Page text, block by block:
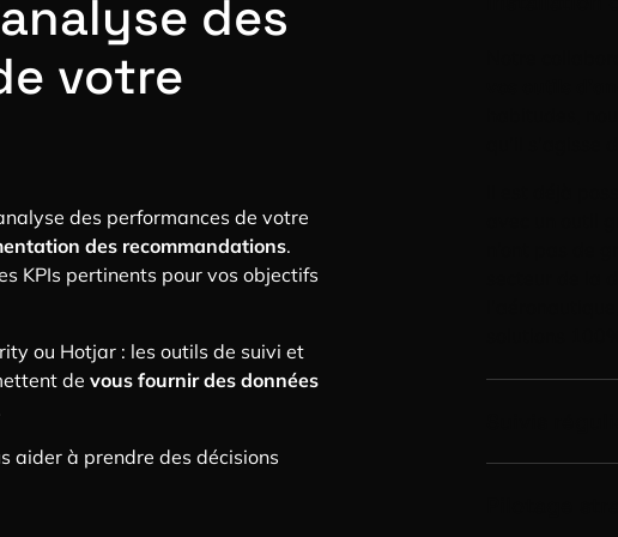
des
votre
des performances de votre
des recommandations.
KPIs pertinents pour vos objectifs
ou Hotjar : les outils de suivi et
de vous fournir des données
aider à prendre des décisions